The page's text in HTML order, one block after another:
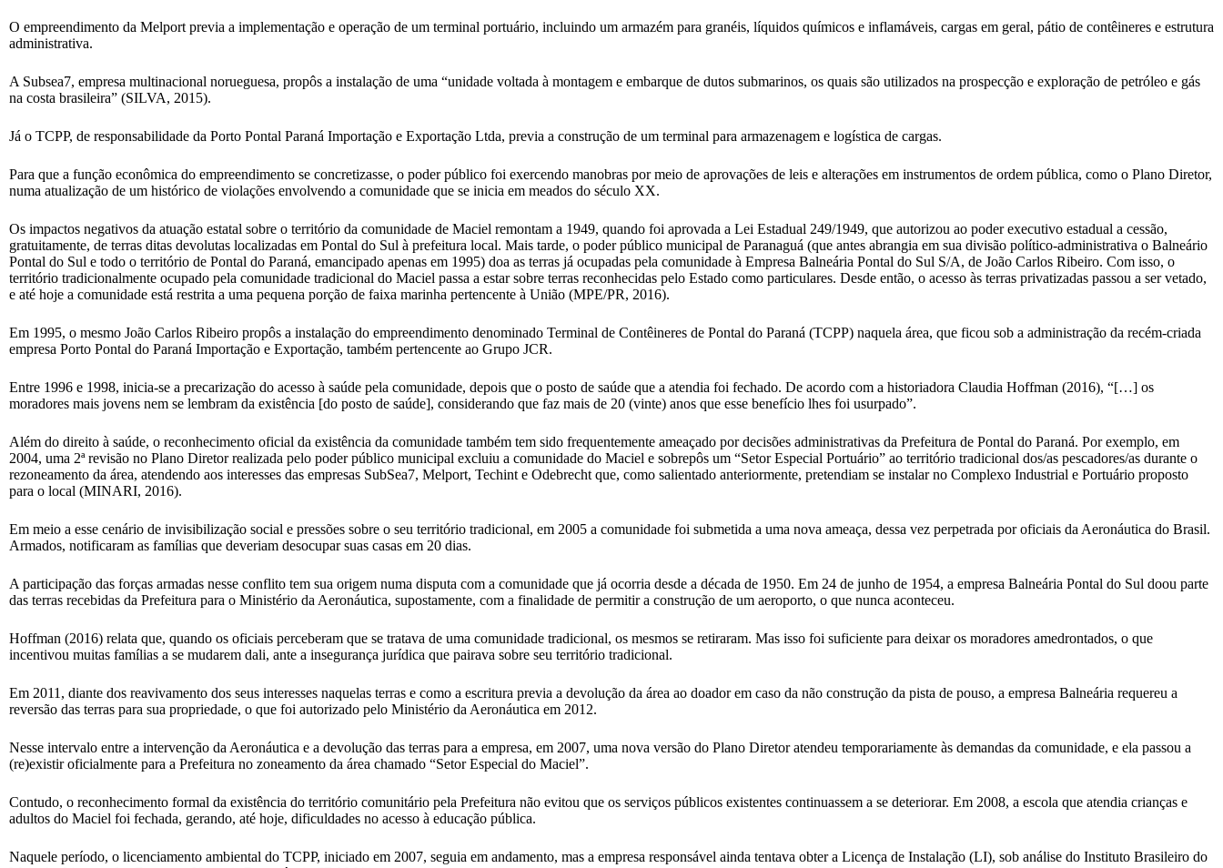
O empreendimento da Melport previa a implementação e operação de um terminal portuário, incluindo um armazém para granéis, líquidos químicos e inflamáveis, cargas em geral, pátio de contêineres e estrutura
administrativa.
A Subsea7, empresa multinacional norueguesa, propôs a instalação de uma “unidade voltada à montagem e embarque de dutos submarinos, os quais são utilizados na prospecção e exploração de petróleo e gás
na costa brasileira” (SILVA, 2015).
Já o TCPP, de responsabilidade da Porto Pontal Paraná Importação e Exportação Ltda, previa a construção de um terminal para armazenagem e logística de cargas.
Para que a função econômica do empreendimento se concretizasse, o poder público foi exercendo manobras por meio de aprovações de leis e alterações em instrumentos de ordem pública, como o Plano Diretor,
numa atualização de um histórico de violações envolvendo a comunidade que se inicia em meados do século XX.
Os impactos negativos da atuação estatal sobre o território da comunidade de Maciel remontam a 1949, quando foi aprovada a Lei Estadual 249/1949, que autorizou ao poder executivo estadual a cessão,
gratuitamente, de terras ditas devolutas localizadas em Pontal do Sul à prefeitura local. Mais tarde, o poder público municipal de Paranaguá (que antes abrangia em sua divisão político-administrativa o Balneário
Pontal do Sul e todo o território de Pontal do Paraná, emancipado apenas em 1995) doa as terras já ocupadas pela comunidade à Empresa Balneária Pontal do Sul S/A, de João Carlos Ribeiro. Com isso, o
território tradicionalmente ocupado pela comunidade tradicional do Maciel passa a estar sobre terras reconhecidas pelo Estado como particulares. Desde então, o acesso às terras privatizadas passou a ser vetado,
e até hoje a comunidade está restrita a uma pequena porção de faixa marinha pertencente à União (MPE/PR, 2016).
Em 1995, o mesmo João Carlos Ribeiro propôs a instalação do empreendimento denominado Terminal de Contêineres de Pontal do Paraná (TCPP) naquela área, que ficou sob a administração da recém-criada
empresa Porto Pontal do Paraná Importação e Exportação, também pertencente ao Grupo JCR.
Entre 1996 e 1998, inicia-se a precarização do acesso à saúde pela comunidade, depois que o posto de saúde que a atendia foi fechado. De acordo com a historiadora Claudia Hoffman (2016), “[…] os
moradores mais jovens nem se lembram da existência [do posto de saúde], considerando que faz mais de 20 (vinte) anos que esse benefício lhes foi usurpado”.
Além do direito à saúde, o reconhecimento oficial da existência da comunidade também tem sido frequentemente ameaçado por decisões administrativas da Prefeitura de Pontal do Paraná. Por exemplo, em
2004, uma 2ª revisão no Plano Diretor realizada pelo poder público municipal excluiu a comunidade do Maciel e sobrepôs um “Setor Especial Portuário” ao território tradicional dos/as pescadores/as durante o
rezoneamento da área, atendendo aos interesses das empresas SubSea7, Melport, Techint e Odebrecht que, como salientado anteriormente, pretendiam se instalar no Complexo Industrial e Portuário proposto
para o local (MINARI, 2016).
Em meio a esse cenário de invisibilização social e pressões sobre o seu território tradicional, em 2005 a comunidade foi submetida a uma nova ameaça, dessa vez perpetrada por oficiais da Aeronáutica do Brasil.
Armados, notificaram as famílias que deveriam desocupar suas casas em 20 dias.
A participação das forças armadas nesse conflito tem sua origem numa disputa com a comunidade que já ocorria desde a década de 1950. Em 24 de junho de 1954, a empresa Balneária Pontal do Sul doou parte
das terras recebidas da Prefeitura para o Ministério da Aeronáutica, supostamente, com a finalidade de permitir a construção de um aeroporto, o que nunca aconteceu.
Hoffman (2016) relata que, quando os oficiais perceberam que se tratava de uma comunidade tradicional, os mesmos se retiraram. Mas isso foi suficiente para deixar os moradores amedrontados, o que
incentivou muitas famílias a se mudarem dali, ante a insegurança jurídica que pairava sobre seu território tradicional.
Em 2011, diante dos reavivamento dos seus interesses naquelas terras e como a escritura previa a devolução da área ao doador em caso da não construção da pista de pouso, a empresa Balneária requereu a
reversão das terras para sua propriedade, o que foi autorizado pelo Ministério da Aeronáutica em 2012.
Nesse intervalo entre a intervenção da Aeronáutica e a devolução das terras para a empresa, em 2007, uma nova versão do Plano Diretor atendeu temporariamente às demandas da comunidade, e ela passou a
(re)existir oficialmente para a Prefeitura no zoneamento da área chamado “Setor Especial do Maciel”.
Contudo, o reconhecimento formal da existência do território comunitário pela Prefeitura não evitou que os serviços públicos existentes continuassem a se deteriorar. Em 2008, a escola que atendia crianças e
adultos do Maciel foi fechada, gerando, até hoje, dificuldades no acesso à educação pública.
Naquele período, o licenciamento ambiental do TCPP, iniciado em 2007, seguia em andamento, mas a empresa responsável ainda tentava obter a Licença de Instalação (LI), sob análise do Instituto Brasileiro do